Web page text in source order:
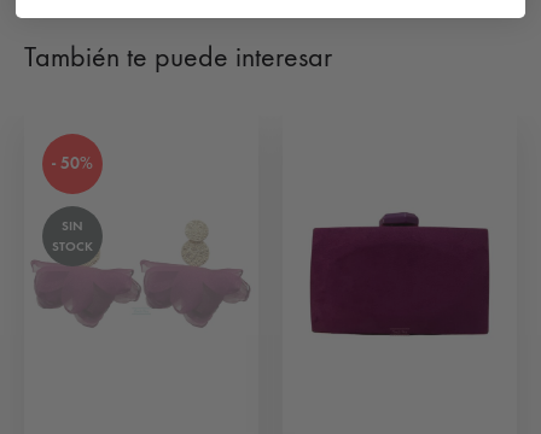
También te puede interesar
- 50%
SIN
STOCK